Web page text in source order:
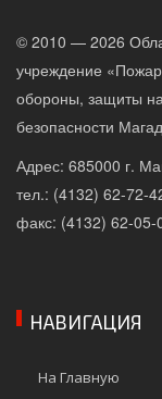
© 2010 — 2026
учреждение
обороны, защиты
безопасности
Адрес: 685000 г.
тел.: (4132) 62-72-
факс: (4132) 62-05-
НАВИГАЦИЯ
На Главную